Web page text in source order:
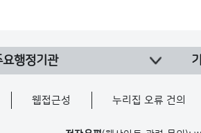
요행정기관
웹접근성 누리집 오류 건의